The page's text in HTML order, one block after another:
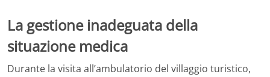
La gestione inadeguata della
situazione medica
Durante la visita all’ambulatorio del villaggio turistico,